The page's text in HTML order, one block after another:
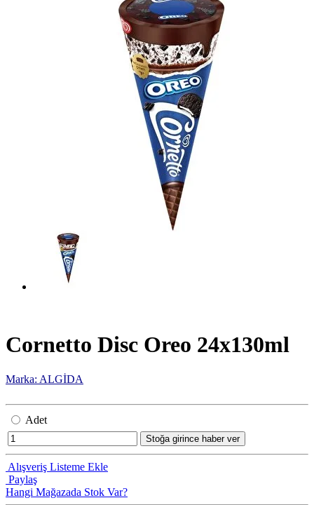
Cornetto Disc Oreo 24x130ml
Marka: ALGİDA
Adet
Stoğa girince haber ver
Alışveriş Listeme Ekle
Paylaş
Hangi Mağazada Stok Var?